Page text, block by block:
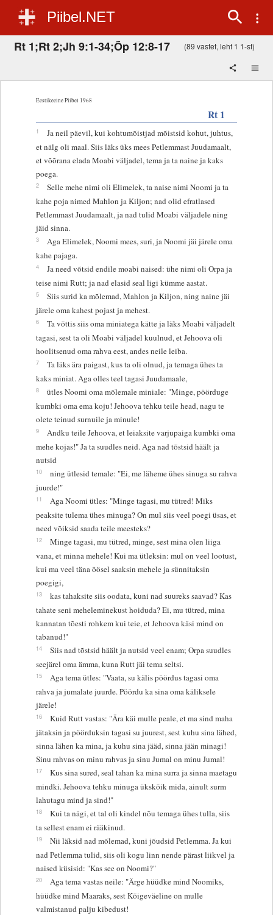
Piibel.NET
Rt 1;Rt 2;Jh 9:1-34;Õp 12:8-17 (89 vastet, leht 1 1-st)
Eestikeelne Piibel 1968
Rt 1
1
Ja neil päevil, kui kohtumõistjad mõistsid kohut, juhtus,
et nälg oli maal. Siis läks üks mees Petlemmast Juudamaalt,
et võõrana elada Moabi väljadel, tema ja ta naine ja kaks
poega.
2
Selle mehe nimi oli Elimelek, ta naise nimi Noomi ja ta
kahe poja nimed Mahlon ja Kiljon; nad olid efratlased
Petlemmast Juudamaalt, ja nad tulid Moabi väljadele ning
jäid sinna.
3
Aga Elimelek, Noomi mees, suri, ja Noomi jäi järele oma
kahe pajaga.
4
Ja need võtsid endile moabi naised: ühe nimi oli Orpa ja
teise nimi Rutt; ja nad elasid seal ligi kümme aastat.
5
Siis surid ka mõlemad, Mahlon ja Kiljon, ning naine jäi
järele oma kahest pojast ja mehest.
6
Ta võttis siis oma miniatega kätte ja läks Moabi väljadelt
tagasi, sest ta oli Moabi väljadel kuulnud, et Jehoova oli
hoolitsenud oma rahva eest, andes neile leiba.
7
Ta läks ära paigast, kus ta oli olnud, ja temaga ühes ta
kaks miniat. Aga olles teel tagasi Juudamaale,
8
ütles Noomi oma mõlemale miniale: "Minge, pöörduge
kumbki oma ema koju! Jehoova tehku teile head, nagu te
olete teinud surnuile ja minule!
9
Andku teile Jehoova, et leiaksite varjupaiga kumbki oma
mehe kojas!" Ja ta suudles neid. Aga nad tõstsid häält ja
nutsid
10
ning ütlesid temale: "Ei, me läheme ühes sinuga su rahva
juurde!"
11
Aga Noomi ütles: "Minge tagasi, mu tütred! Miks
peaksite tulema ühes minuga? On mul siis veel poegi üsas, et
need võiksid saada teile meesteks?
12
Minge tagasi, mu tütred, minge, sest mina olen liiga
vana, et minna mehele! Kui ma ütleksin: mul on veel lootust,
kui ma veel täna öösel saaksin mehele ja sünnitaksin
poegigi,
13
kas tahaksite siis oodata, kuni nad suureks saavad? Kas
tahate seni meheleminekust hoiduda? Ei, mu tütred, mina
kannatan tõesti rohkem kui teie, et Jehoova käsi mind on
tabanud!"
14
Siis nad tõstsid häält ja nutsid veel enam; Orpa suudles
seejärel oma ämma, kuna Rutt jäi tema seltsi.
15
Aga tema ütles: "Vaata, su kälis pöördus tagasi oma
rahva ja jumalate juurde. Pöördu ka sina oma käliksele
järele!
16
Kuid Rutt vastas: "Ära käi mulle peale, et ma sind maha
jätaksin ja pöörduksin tagasi su juurest, sest kuhu sina lähed,
sinna lähen ka mina, ja kuhu sina jääd, sinna jään minagi!
Sinu rahvas on minu rahvas ja sinu Jumal on minu Jumal!
17
Kus sina sured, seal tahan ka mina surra ja sinna maetagu
mindki. Jehoova tehku minuga ükskõik mida, ainult surm
lahutagu mind ja sind!"
18
Kui ta nägi, et tal oli kindel nõu temaga ühes tulla, siis
ta sellest enam ei rääkinud.
19
Nii läksid nad mõlemad, kuni jõudsid Petlemma. Ja kui
nad Petlemma tulid, siis oli kogu linn nende pärast liikvel ja
naised küsisid: "Kas see on Noomi?"
20
Aga tema vastas neile: "Ärge hüüdke mind Noomiks,
hüüdke mind Maaraks, sest Kõigeväeline on mulle
valmistanud palju kibedust!